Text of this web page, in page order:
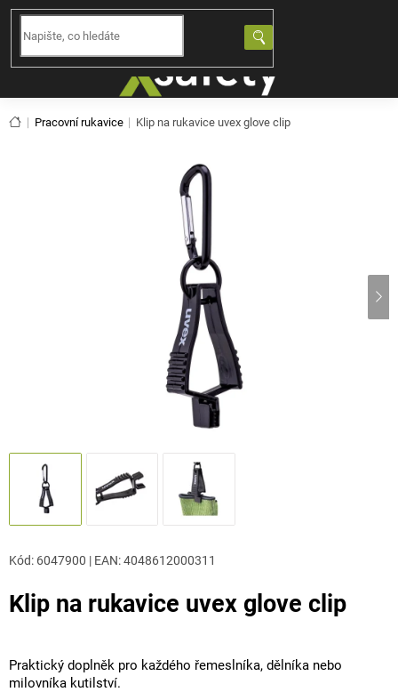
Přejít
obsah
Domů
Pracovní rukavice Klip na rukavice uvex glove clip
Klip na rukavice uvex glove clip
Kód: 6047900 | EAN:4048612000311
Praktický doplněk pro každého řemeslníka, dělníka nebo
milovníka kutilství.